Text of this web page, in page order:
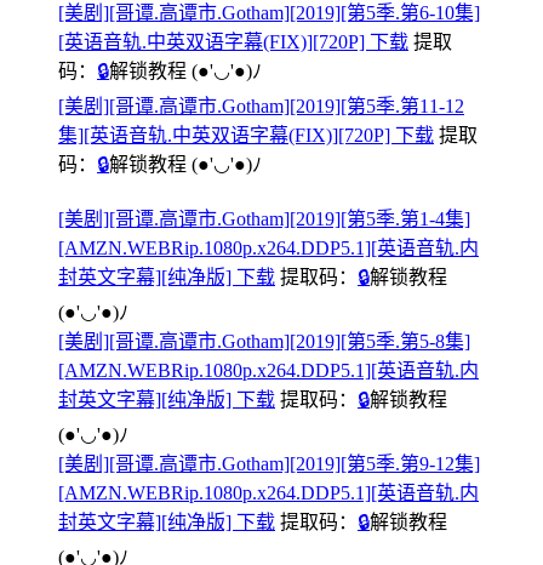
[美剧][哥谭.高谭市.Gotham][2019][第5季.第6-10集]
[英语音轨.中英双语字幕(FIX)][720P] 下载 提取
码： 🔒解锁教程 (●'◡'●)ﾉ
[美剧][哥谭.高谭市.Gotham][2019][第5季.第11-12
集][英语音轨.中英双语字幕(FIX)][720P] 下载 提取
码： 🔒解锁教程 (●'◡'●)ﾉ
[美剧][哥谭.高谭市.Gotham][2019][第5季.第1-4集]
[AMZN.WEBRip.1080p.x264.DDP5.1][英语音轨.内
封英文字幕][纯净版] 下载 提取码： 🔒解锁教程
(●'◡'●)ﾉ
[美剧][哥谭.高谭市.Gotham][2019][第5季.第5-8集]
[AMZN.WEBRip.1080p.x264.DDP5.1][英语音轨.内
封英文字幕][纯净版] 下载 提取码： 🔒解锁教程
(●'◡'●)ﾉ
[美剧][哥谭.高谭市.Gotham][2019][第5季.第9-12集]
[AMZN.WEBRip.1080p.x264.DDP5.1][英语音轨.内
封英文字幕][纯净版] 下载 提取码： 🔒解锁教程
(●'◡'●)ﾉ